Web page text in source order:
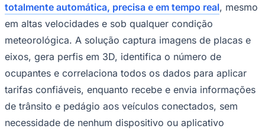
totalmente automática, precisa e em tempo real, mesmo
em altas velocidades e sob qualquer condição
meteorológica. A solução captura imagens de placas e
eixos, gera perfis em 3D, identifica o número de
ocupantes e correlaciona todos os dados para aplicar
tarifas confiáveis, enquanto recebe e envia informações
de trânsito e pedágio aos veículos conectados, sem
necessidade de nenhum dispositivo ou aplicativo